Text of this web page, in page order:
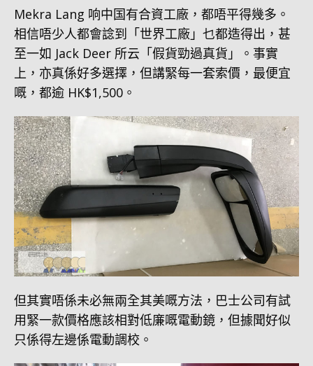
Mekra Lang 响中国有合資工廠，都唔平得幾多。
相信唔少人都會諗到「世界工廠」乜都造得出，甚
至一如 Jack Deer 所云「假貨勁過真貨」。事實
上，亦真係好多選擇，但講緊每一套索價，最便宜
嘅，都逾 HK$1,500。
但其實唔係未必無兩全其美嘅方法，巴士公司有試
用緊一款價格應該相對低廉嘅電動鏡，但據聞好似
只係得左邊係電動調校。